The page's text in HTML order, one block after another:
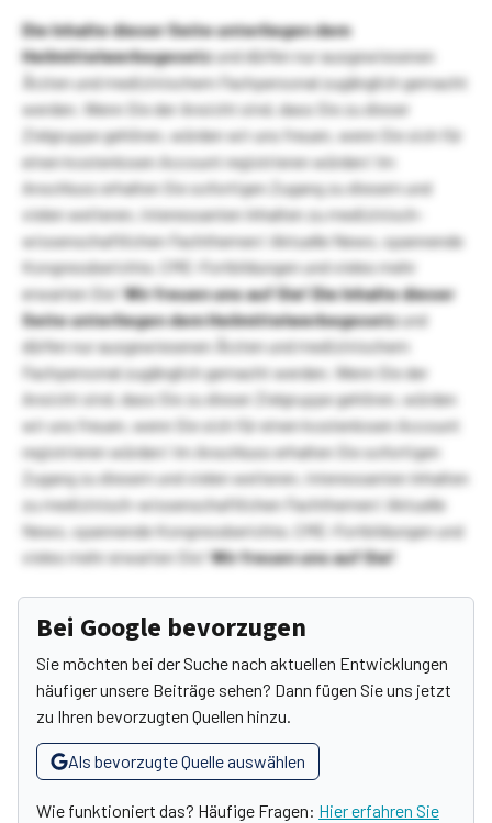
Die Inhalte dieser Seite unterliegen dem
Heilmittelwerbegesetzund dürfen nur ausgewiesenen
Ärzten und medizinischem Fachpersonal zugänglich gemacht
werden. Wenn Sie der Ansicht sind, dass Sie zu dieser
Zielgruppe gehören, würden wir uns freuen, wenn Sie sich für
einen kostenlosen Account registrieren würden! Im
Anschluss erhalten Sie sofortigen Zugang zu diesem und
vielen weiteren, interessanten Inhalten zu medizinisch-
wissenschaftlichen Fachthemen! Aktuelle News, spannende
Kongressberichte, CME-Fortbildungen und vieles mehr
erwarten Sie!Wir freuen uns auf Sie!Die Inhalte dieser
Seite unterliegen dem Heilmittelwerbegesetzund
dürfen nur ausgewiesenen Ärzten und medizinischem
Fachpersonal zugänglich gemacht werden. Wenn Sie der
Ansicht sind, dass Sie zu dieser Zielgruppe gehören, würden
wir uns freuen, wenn Sie sich für einen kostenlosen Account
registrieren würden! Im Anschluss erhalten Sie sofortigen
Zugang zu diesem und vielen weiteren, interessanten Inhalten
zu medizinisch-wissenschaftlichen Fachthemen! Aktuelle
News, spannende Kongressberichte, CME-Fortbildungen und
vieles mehr erwarten Sie!Wir freuen uns auf Sie!
Bei Google bevorzugen
Sie möchten bei der Suche nach aktuellen Entwicklungen
häufiger unsere Beiträge sehen? Dann fügen Sie uns jetzt
zu Ihren bevorzugten Quellen hinzu.
Als bevorzugte Quelle auswählen
Wie funktioniert das? Häufige Fragen: Hier erfahren Sie